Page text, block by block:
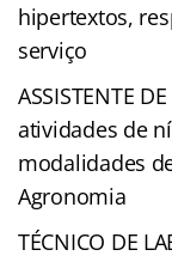
hipertextos,
serviço
ASSISTENTE
atividades de
modalidades
Agronomia
TÉCNICO DE